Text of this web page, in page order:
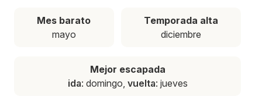
Mes barato
mayo
Temporada alta
diciembre
Mejor escapada
ida: domingo, vuelta: jueves